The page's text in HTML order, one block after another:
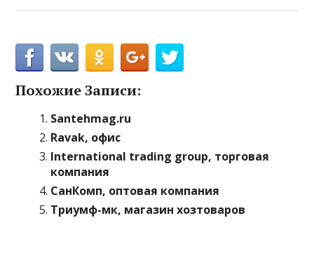
Похожие Записи:
Santehmag.ru
Ravak, офис
International trading group, торговая
компания
СанКомп, оптовая компания
Триумф-мк, магазин хозтоваров